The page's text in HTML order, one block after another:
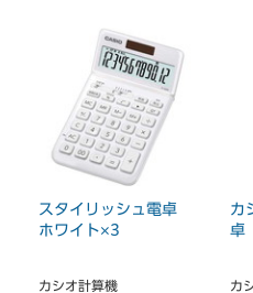
スタイリッシュ電卓
ホワイト×3
カシオ計算機
カ
卓
カ